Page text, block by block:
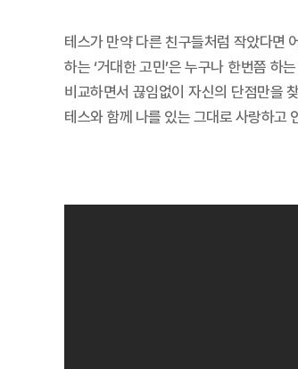
테스가 만약 다른 친구들처럼 작았다면
하는 ‘거대한 고민’은 누구나 한번쯤 하
비교하면서 끊임없이 자신의 단점만을
테스와 함께 나를 있는 그대로 사랑하고